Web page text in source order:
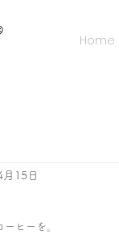
Home
15日
ヒーを。